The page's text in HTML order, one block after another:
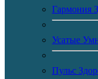
Гармония
Усатые
Пульс